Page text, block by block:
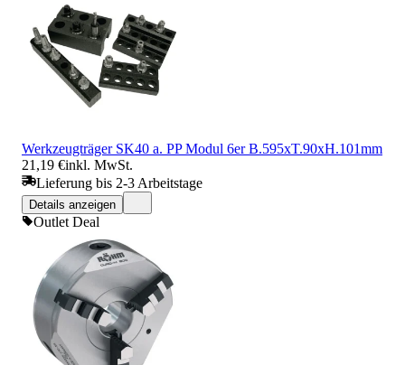
Werkzeugträger SK40 a. PP Modul 6er B.595xT.90xH.101mm
21,19 €inkl. MwSt.
Lieferung bis 2-3 Arbeitstage
Details anzeigen
Outlet Deal